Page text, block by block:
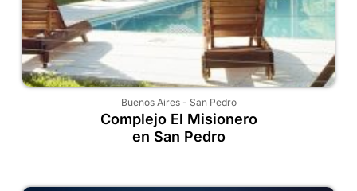
Buenos Aires- San Pedro
Complejo El Misionero
en San Pedro